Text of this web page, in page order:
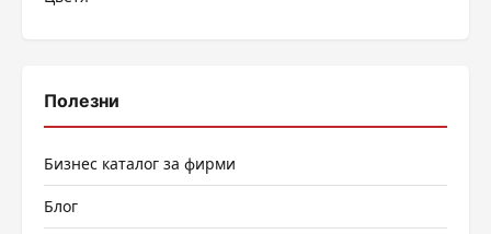
Полезни
Бизнес каталог за фирми
Блог